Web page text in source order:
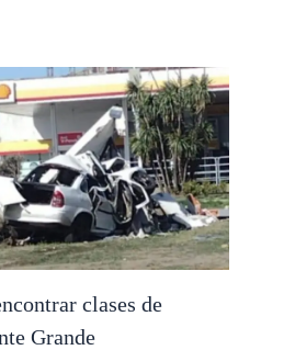
clases de
Grande